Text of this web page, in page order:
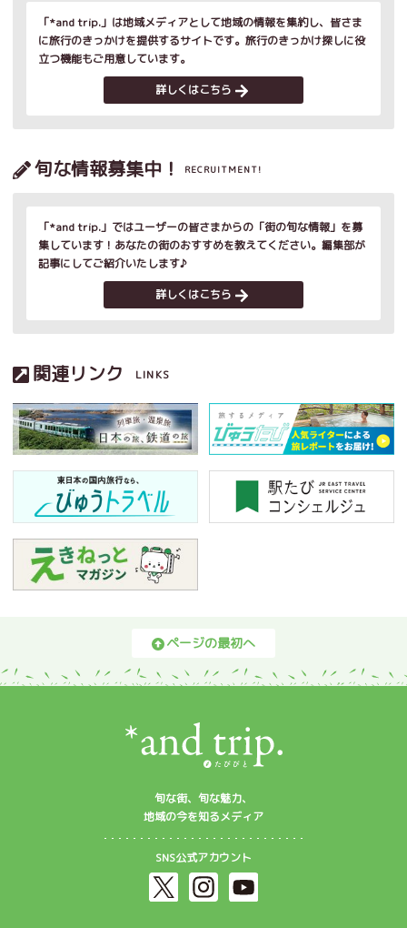
「*and trip.」は地域メディアとして地域の情報を集約し、皆さま
に旅行のきっかけを提供するサイトです。旅行のきっかけ探しに役
立つ機能もご用意しています。
詳しくはこちら
旬な情報募集中！ RECRUITMENT!
「*and trip.」ではユーザーの皆さまからの「街の旬な情報」を募
集しています！あなたの街のおすすめを教えてください。編集部が
記事にしてご紹介いたします♪
詳しくはこちら
関連リンク LINKS
ページの最初へ
旬な街、旬な魅力、
地域の今を知るメディア
SNS公式アカウント